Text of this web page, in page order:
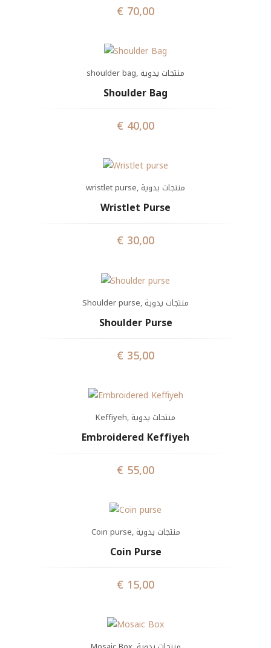
€ 70,00
shoulder bag, منتجات يدوية
Shoulder Bag
€ 40,00
wristlet purse, منتجات يدوية
Wristlet Purse
€ 30,00
Shoulder purse, منتجات يدوية
Shoulder Purse
€ 35,00
Keffiyeh, منتجات يدوية
Embroidered Keffiyeh
€ 55,00
Coin purse, منتجات يدوية
Coin Purse
€ 15,00